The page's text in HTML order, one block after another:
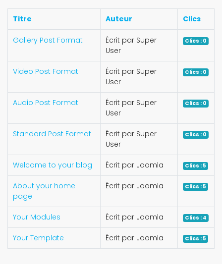
Titre Auteur Clics
Gallery Post Format
Écrit par Super
User
Clics : 0
Video Post Format
Écrit par Super
User
Clics : 0
Audio Post Format
Écrit par Super
User
Clics : 0
Standard Post Format
Écrit par Super
User
Clics : 0
Welcome to your blog Écrit par Joomla Clics : 5
About your home
page
Écrit par Joomla Clics : 5
Your Modules Écrit par Joomla Clics : 4
Your Template Écrit par Joomla Clics : 5